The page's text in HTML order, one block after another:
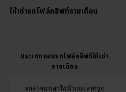
ให้เช่ารถโฟล์คลิฟท์รายเดือน
ประเภทของรถโฟล์คลิฟท์ให้เช่า
รายเดือน
รถลากพาเลทไฟฟ้าแบบลากจูง